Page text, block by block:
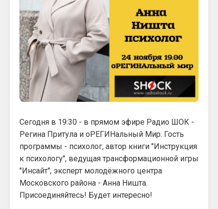
Сегодня в 19:30 - в прямом эфире Радио ШОК -
Регина Притула и оРЕГИНальный Мир. Гость
программы - психолог, автор книги "Инструкция
к психологу", ведущая трансформационной игры
"Инсайт", эксперт молодёжного центра
Московского района - Анна Ништа.
Присоединяйтесь! Будет интересно!